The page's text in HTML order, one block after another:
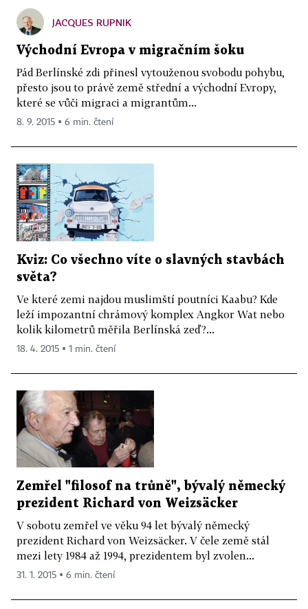
JACQUES RUPNIK
Východní Evropa v migračním šoku
Pád Berlínské zdi přinesl vytouženou svobodu pohybu,
přesto jsou to právě země střední a východní Evropy,
které se vůči migraci a migrantům...
8. 9. 2015 ▪ 6 min. čtení
Kviz: Co všechno víte o slavných stavbách
světa?
Ve které zemi najdou muslimští poutníci Kaabu? Kde
leží impozantní chrámový komplex Angkor Wat nebo
kolik kilometrů měřila Berlínská zeď?...
18. 4. 2015 ▪ 1 min. čtení
Zemřel "filosof na trůně", bývalý německý
prezident Richard von Weizsäcker
V sobotu zemřel ve věku 94 let bývalý německý
prezident Richard von Weizsäcker. V čele země stál
mezi lety 1984 až 1994, prezidentem byl zvolen...
31. 1. 2015 ▪ 6 min. čtení